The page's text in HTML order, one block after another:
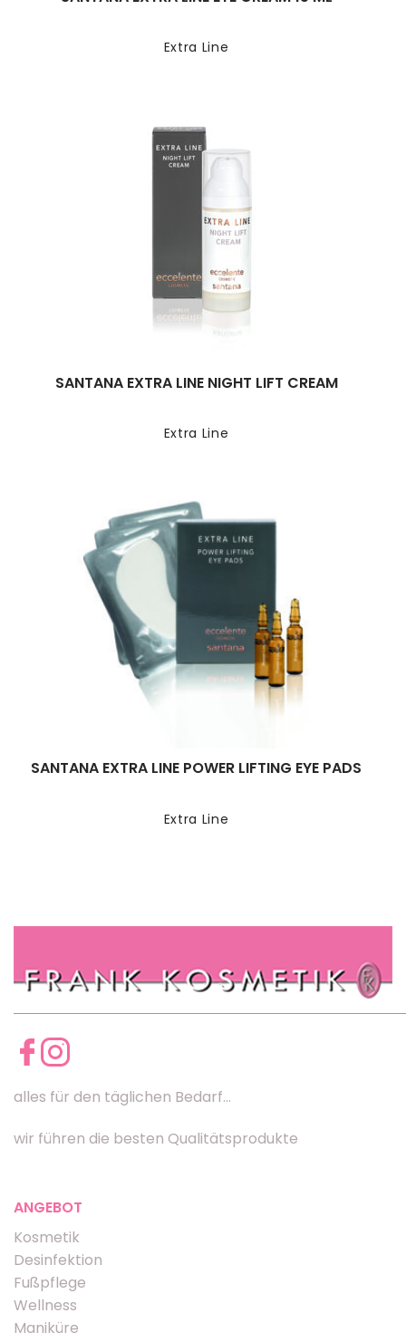
Extra Line
Extra Line
SANTANA EXTRA LINE NIGHT LIFT CREAM
Extra Line
SANTANA EXTRA LINE POWER LIFTING EYE PADS
alles für den täglichen Bedarf...
wir führen die besten Qualitätsprodukte
ANGEBOT
Kosmetik
Desinfektion
Fußpflege
Wellness
Maniküre